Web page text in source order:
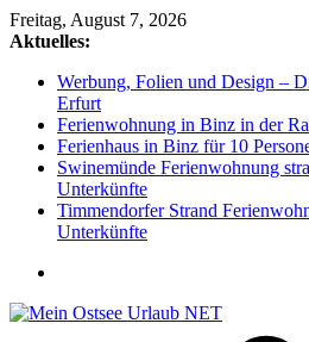
Zum
Inhalt
Freitag, August 7, 2026
Aktuelles:
Werbung, Folien und Design –
Erfurt
Ferienwohnung in Binz in der
Ferienhaus in Binz für 10
Swinemünde Ferienwohnung
Unterkünfte
Timmendorfer Strand
Unterkünfte